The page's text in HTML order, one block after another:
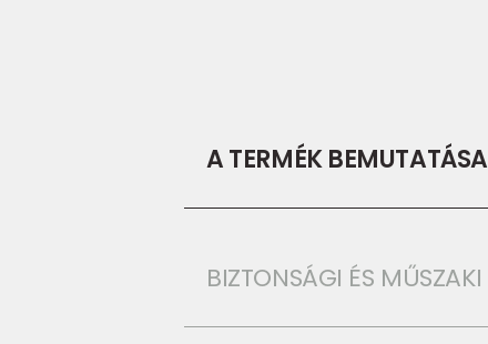
A TERMÉK BEMUTATÁSA
BIZTONSÁGI ÉS